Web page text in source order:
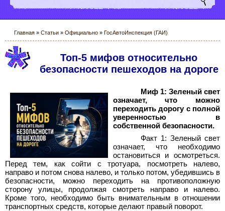
Главная » Статьи » Официально » ГосАвтоИнспекция (ГАИ)
Топ-5 мифов относительно
безопасности пешеходов на дороге
Миф 1: Зеленый свет
означает, что можно
переходить дорогу с полной
уверенностью в
собственной безопасности.
Факт 1: Зеленый свет
означает, что необходимо
остановиться и осмотреться.
Перед тем, как сойти с тротуара, посмотреть налево,
направо и потом снова налево, и только потом, убедившись в
безопасности, можно переходить на противоположную
сторону улицы, продолжая смотреть направо и налево.
Кроме того, необходимо быть внимательным в отношении
транспортных средств, которые делают правый поворот.